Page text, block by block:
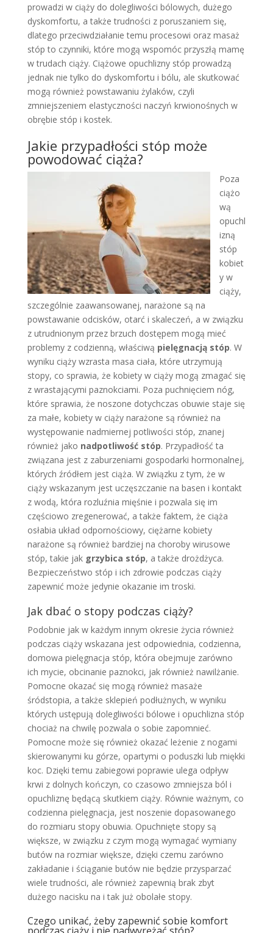
prowadzi w ciąży do dolegliwości bólowych, dużego
dyskomfortu, a także trudności z poruszaniem się,
dlatego przeciwdziałanie temu procesowi oraz masaż
stóp to czynniki, które mogą wspomóc przyszłą mamę
w trudach ciąży. Ciążowe opuchlizny stóp prowadzą
jednak nie tylko do dyskomfortu i bólu, ale skutkować
mogą również powstawaniu żylaków, czyli
zmniejszeniem elastyczności naczyń krwionośnych w
obrębie stóp i kostek.
Jakie przypadłości stóp może
powodować ciąża?
Poza
ciążo
wą
opuchl
izną
stóp
kobiet
y w
ciąży,
szczególnie zaawansowanej, narażone są na
powstawanie odcisków, otarć i skaleczeń, a w związku
z utrudnionym przez brzuch dostępem mogą mieć
problemy z codzienną, właściwą pielęgnacją stóp. W
wyniku ciąży wzrasta masa ciała, które utrzymują
stopy, co sprawia, że kobiety w ciąży mogą zmagać się
z wrastającymi paznokciami. Poza puchnięciem nóg,
które sprawia, że noszone dotychczas obuwie staje się
za małe, kobiety w ciąży narażone są również na
występowanie nadmiernej potliwości stóp, znanej
również jako nadpotliwość stóp. Przypadłość ta
związana jest z zaburzeniami gospodarki hormonalnej,
których źródłem jest ciąża. W związku z tym, że w
ciąży wskazanym jest uczęszczanie na basen i kontakt
z wodą, która rozluźnia mięśnie i pozwala się im
częściowo zregenerować, a także faktem, że ciąża
osłabia układ odpornościowy, ciężarne kobiety
narażone są również bardziej na choroby wirusowe
stóp, takie jak grzybica stóp, a także drożdżyca.
Bezpieczeństwo stóp i ich zdrowie podczas ciąży
zapewnić może jedynie okazanie im troski.
Jak dbać o stopy podczas ciąży?
Podobnie jak w każdym innym okresie życia również
podczas ciąży wskazana jest odpowiednia, codzienna,
domowa pielęgnacja stóp, która obejmuje zarówno
ich mycie, obcinanie paznokci, jak również nawilżanie.
Pomocne okazać się mogą również masaże
śródstopia, a także sklepień podłużnych, w wyniku
których ustępują dolegliwości bólowe i opuchlizna stóp
chociaż na chwilę pozwala o sobie zapomnieć.
Pomocne może się również okazać leżenie z nogami
skierowanymi ku górze, opartymi o poduszki lub miękki
koc. Dzięki temu zabiegowi poprawie ulega odpływ
krwi z dolnych kończyn, co czasowo zmniejsza ból i
opuchliznę będącą skutkiem ciąży. Równie ważnym, co
codzienna pielęgnacja, jest noszenie dopasowanego
do rozmiaru stopy obuwia. Opuchnięte stopy są
większe, w związku z czym mogą wymagać wymiany
butów na rozmiar większe, dzięki czemu zarówno
zakładanie i ściąganie butów nie będzie przysparzać
wiele trudności, ale również zapewnią brak zbyt
dużego nacisku na i tak już obolałe stopy.
Czego unikać, żeby zapewnić sobie komfort